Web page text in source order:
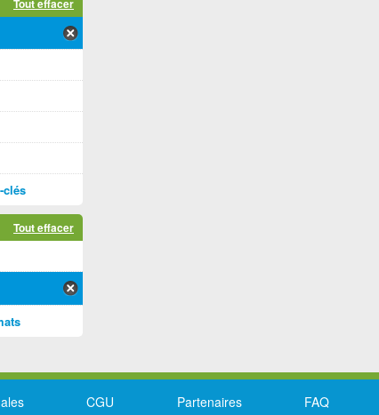
Tout effacer
clés
Tout effacer
CGU Partenaires FAQ